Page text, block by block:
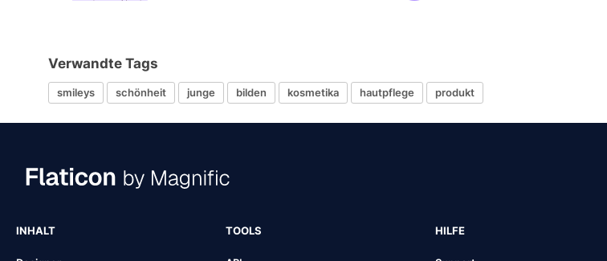
Verwandte Tags
smileys schönheit junge bilden kosmetika hautpflege produkt
INHALT TOOLS HILFE